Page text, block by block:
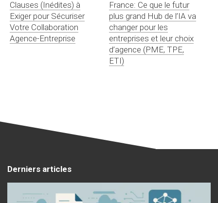
Clauses (Inédites) à
Exiger pour Sécuriser
Votre Collaboration
Agence-Entreprise
France: Ce que le futur
plus grand Hub de l’IA va
changer pour les
entreprises et leur choix
d’agence (PME, TPE,
ETI)
Derniers articles